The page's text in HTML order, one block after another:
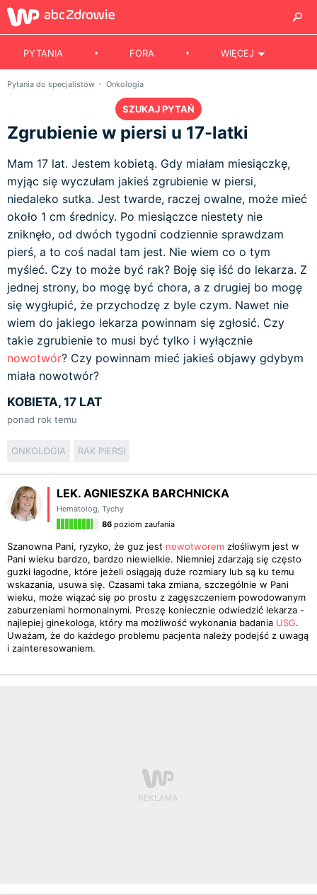
PYTANIA FORA WIĘCEJ
Pytania do specjalistów Onkologia
SZUKAJ PYTAŃ
Zgrubienie w piersi u 17-latki
Mam 17 lat. Jestem kobietą. Gdy miałam miesiączkę,
myjąc się wyczułam jakieś zgrubienie w piersi,
niedaleko sutka. Jest twarde, raczej owalne, może mieć
około 1 cm średnicy. Po miesiączce niestety nie
zniknęło, od dwóch tygodni codziennie sprawdzam
pierś, a to coś nadal tam jest. Nie wiem co o tym
myśleć. Czy to może być rak? Boję się iść do lekarza. Z
jednej strony, bo mogę być chora, a z drugiej bo mogę
się wygłupić, że przychodzę z byle czym. Nawet nie
wiem do jakiego lekarza powinnam się zgłosić. Czy
takie zgrubienie to musi być tylko i wyłącznie
nowotwór? Czy powinnam mieć jakieś objawy gdybym
miała nowotwór?
KOBIETA, 17 LAT
ponad rok temu
ONKOLOGIA RAK PIERSI
LEK. AGNIESZKA BARCHNICKA
Hematolog, Tychy
86 poziom zaufania
Szanowna Pani, ryzyko, że guz jest nowotworem złośliwym jest w
Pani wieku bardzo, bardzo niewielkie. Niemniej zdarzają się często
guzki łagodne, które jeżeli osiągają duże rozmiary lub są ku temu
wskazania, usuwa się. Czasami taka zmiana, szczególnie w Pani
wieku, może wiązać się po prostu z zagęszczeniem powodowanym
zaburzeniami hormonalnymi. Proszę koniecznie odwiedzić lekarza -
najlepiej ginekologa, który ma możliwość wykonania badania USG.
Uważam, że do każdego problemu pacjenta należy podejść z uwagą
i zainteresowaniem.